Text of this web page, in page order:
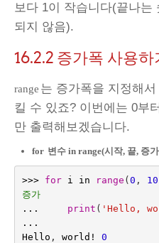
보다 1이 작습니다(끝나는
되지 않음).
16.2.2 증가폭 사용하
range 는 증가폭을 지정해
킬 수 있죠? 이번에는 0부
만 출력해보겠습니다.
for 변수 in range(시작, 끝, 증
>>> for i in range (0 , 10
증가
...
print ( 'Hello,
...
Hello , world !
0